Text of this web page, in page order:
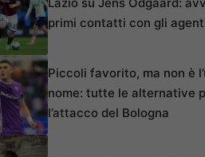
Lazio su Jens Odgaard:
primi contatti con gli
Piccoli favorito, ma non è
nome: tutte le alternative
l’attacco del Bologna